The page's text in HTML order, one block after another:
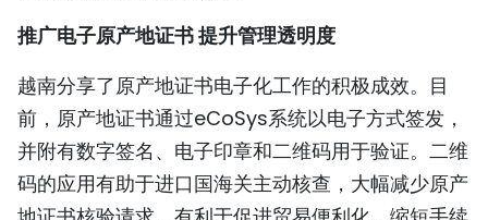
推广电子原产地证书 提升管理透明度
越南分享了原产地证书电子化工作的积极成效。目
前，原产地证书通过eCoSys系统以电子方式签发，
并附有数字签名、电子印章和二维码用于验证。二维
码的应用有助于进口国海关主动核查，大幅减少原产